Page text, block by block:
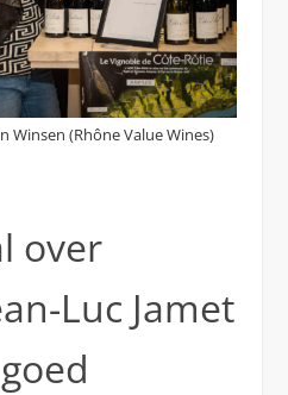
Winsen (Rhône Value Wines)
over
Luc Jamet